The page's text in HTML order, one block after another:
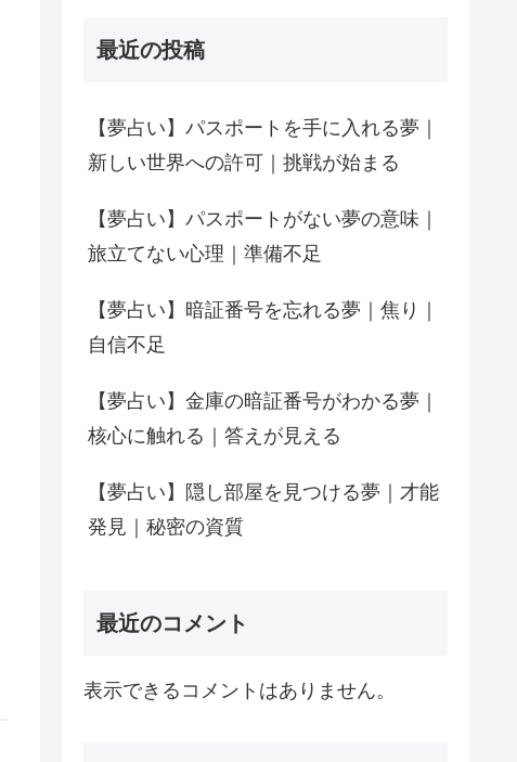
最近の投稿
【夢占い】パスポートを手に入れる夢｜
新しい世界への許可｜挑戦が始まる
【夢占い】パスポートがない夢の意味｜
旅立てない心理｜準備不足
【夢占い】暗証番号を忘れる夢｜焦り｜
自信不足
【夢占い】金庫の暗証番号がわかる夢｜
核心に触れる｜答えが見える
【夢占い】隠し部屋を見つける夢｜才能
発見｜秘密の資質
最近のコメント
表示できるコメントはありません。